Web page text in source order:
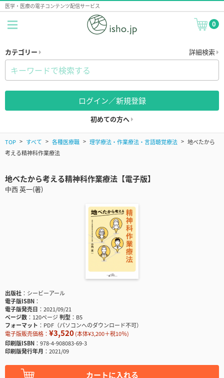
医学・医療の電子コンテンツ配信サービス
0
カテゴリー 詳細検索
ログイン／新規登録
初めての方へ
TOP すべて 各種医療職 理学療法・作業療法・言語聴覚療法
地べたから
考える精神科作業療法
地べたから考える精神科作業療法【電子版】
中西 英一(著)
出版社
シービーアール
電子版ISBN
電子版発売日
2021/09/21
ページ数
120ページ判型
B5
フォーマット
PDF（パソコンへのダウンロード不可）
電子版販売価格： ¥3,520(本体¥3,200＋税10％)
印刷版ISBN
978-4-908083-69-3
印刷版発行年月
2021/09
カートに入れる